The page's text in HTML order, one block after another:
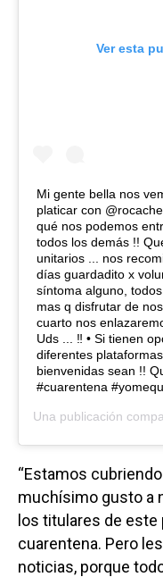
Ver esta
Mi gente bella nos
platicar con
qué nos podemos
todos los demás !!
unitarios ... nos
días guardadito x
síntoma alguno,
mas q disfrutar de
cuarto nos
Uds ... ‼️ • Si tienen
diferentes
bienvenidas sean !!
#cuarentena
Una publicación
“Estamos
muchísimo gusto a
los titulares de este
cuarentena. Pero
noticias, porque